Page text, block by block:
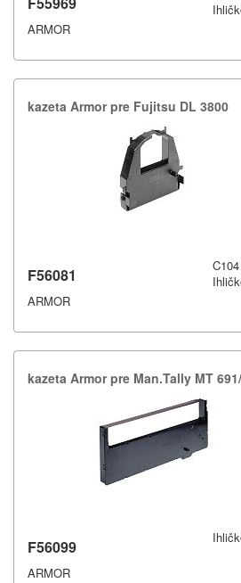
ARMOR
kazeta Armor pre Fujitsu DL 3800
F56081
ARMOR
C104
kazeta Armor pre Man.​Tally MT
F56099
ARMOR